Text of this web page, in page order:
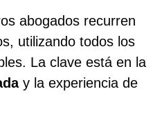
abogados recurren
utilizando todos los
La clave está en la
y la experiencia de